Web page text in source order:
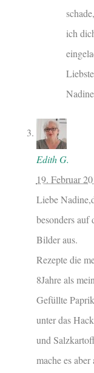
ich
Nadine
Edith G.
19. Februar
Liebe
besonders auf
Bilder aus.
Rezepte die
8Jahre als
Gefüllte
unter das
und
mache es